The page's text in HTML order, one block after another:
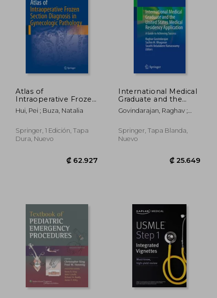
₡
Atlas of
Intraoperative Frozen
Section Diagnosis in
Gynecologic
Hui, Pei ; Buza, Natalia
Springer, 1 Edición, Tapa
Dura, Nuevo
International Medical
Graduate and the
United States Medical
Residency
to Achieving Success
(en Inglés)
Govindarajan, Raghav ;
Ramaswamy, Swathi
Beladakere
Springer, Tapa Blanda,
Nuevo